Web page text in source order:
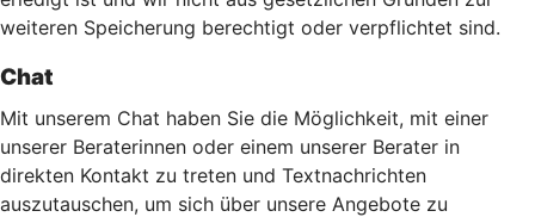
weiteren Speicherung berechtigt oder verpflichtet sind.
Chat
Mit unserem Chat haben Sie die Möglichkeit, mit einer
unserer Beraterinnen oder einem unserer Berater in
direkten Kontakt zu treten und Textnachrichten
auszutauschen, um sich über unsere Angebote zu